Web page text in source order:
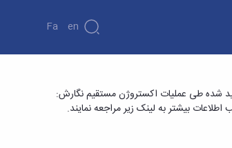
Fa En
قالب روی خواص مکانیکی
شده طی عملیات اکستروژن مستقیم نگارش: